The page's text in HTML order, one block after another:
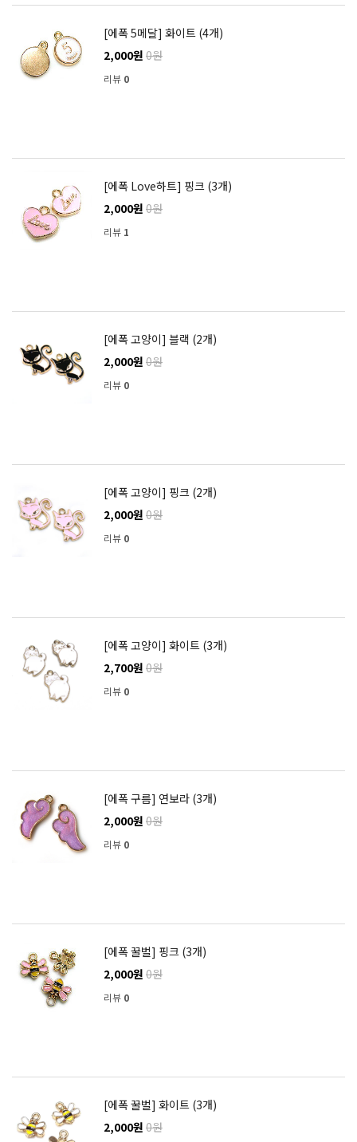
[에폭 5메달] 화이트 (4개)
2,000원 0원
리뷰 0
[에폭 Love하트] 핑크 (3개)
2,000원 0원
리뷰 1
[에폭 고양이] 블랙 (2개)
2,000원 0원
리뷰 0
[에폭 고양이] 핑크 (2개)
2,000원 0원
리뷰 0
[에폭 고양이] 화이트 (3개)
2,700원 0원
리뷰 0
[에폭 구름] 연보라 (3개)
2,000원 0원
리뷰 0
[에폭 꿀벌] 핑크 (3개)
2,000원 0원
리뷰 0
[에폭 꿀벌] 화이트 (3개)
2,000원 0원